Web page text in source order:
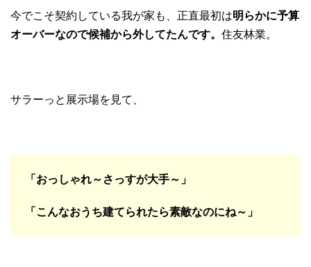
今でこそ契約している我が家も、正直最初は明らかに予算
オーバーなので候補から外してたんです。 住友林業。
サラーっと展示場を見て、
「おっしゃれ～さっすが大手～」
「こんなおうち建てられたら素敵なのにね～」